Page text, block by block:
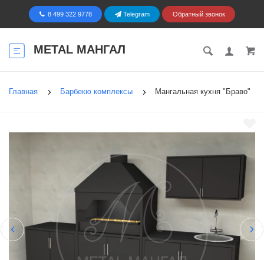
8 499 322 9778 Telegram Обратный звонок
METAL МАНГАЛ
Главная Барбекю комплексы Мангальная кухня "Браво"